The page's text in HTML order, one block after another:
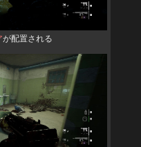
が配置される